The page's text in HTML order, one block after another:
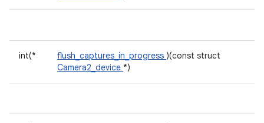
int(* flush_captures_in_progress )(const struct
Camera2_device *)